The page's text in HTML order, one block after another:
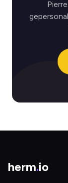
herm.io